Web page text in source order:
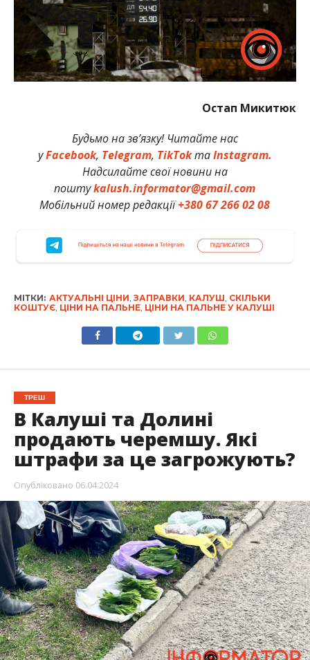
Остап Микитюк
Будьмо на зв’язку! Читайте нас
уFacebook, Telegram, TikTokтаInstagram.
Надсилайте свої новини на
поштуkalush.informator@gmail.com
Мобільний номер редакції+380 67 266 02 08
МІТКИ: АКТУАЛЬНІ ЦІНИ, ЗАПРАВКИ, КАЛУШ, СКІЛЬКИ
КОШТУЄ, ЦІНИ НА ПАЛЬНЕ, ЦІНИ НА ПАЛЬНЕ У КАЛУШІ
ТРЕШ
В Калуші та Долині
продають черемшу. Які
штрафи за це загрожують?
Опубліковано 06.04.2024